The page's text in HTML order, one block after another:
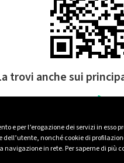
e per l’erogazione dei servizi in esso
nonché cookie di
in rete. Per saperne di più
trovi anche sui